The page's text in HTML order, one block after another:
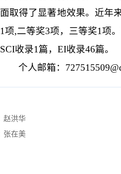
面取得了显著地效果。近年
1项,二等奖3项，三等奖1项
SCI收录1篇， EI收录46篇。
个人邮箱：
赵洪华
张在美